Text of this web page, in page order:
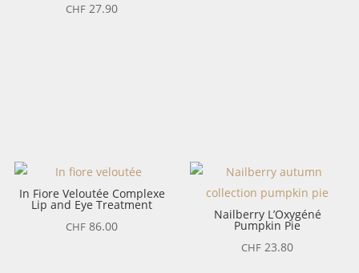
CHF 27.90
In Fiore Veloutée Complexe
Lip and Eye Treatment
CHF 86.00
Nailberry L’Oxygéné
Pumpkin Pie
CHF 23.80